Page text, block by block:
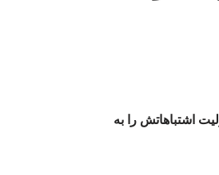
اشتباهاتش را به